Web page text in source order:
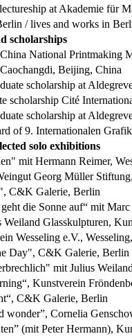
at Akademie für
/ lives and works in
scholarships
National Printmaking
Beijing, China
scholarship at
scholarship Cité
scholarship at
of 9. Internationalen
solo exhibitions
mit Hermann Reimer,
Georg Müller
C&K Galerie, Berlin
die Sonne auf“ mit
Weiland Glasskulpturen,
Wesseling e.V.,
Day", C&K Galerie, Berlin
mit Julius
Kunstverein
C&K Galerie, Berlin
wonder”, Cornelia
(mit Peter Hermann),